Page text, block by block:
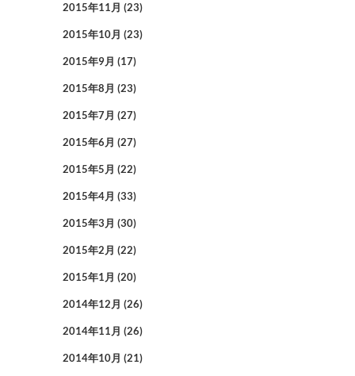
2015年11月 (23)
2015年10月 (23)
2015年9月 (17)
2015年8月 (23)
2015年7月 (27)
2015年6月 (27)
2015年5月 (22)
2015年4月 (33)
2015年3月 (30)
2015年2月 (22)
2015年1月 (20)
2014年12月 (26)
2014年11月 (26)
2014年10月 (21)